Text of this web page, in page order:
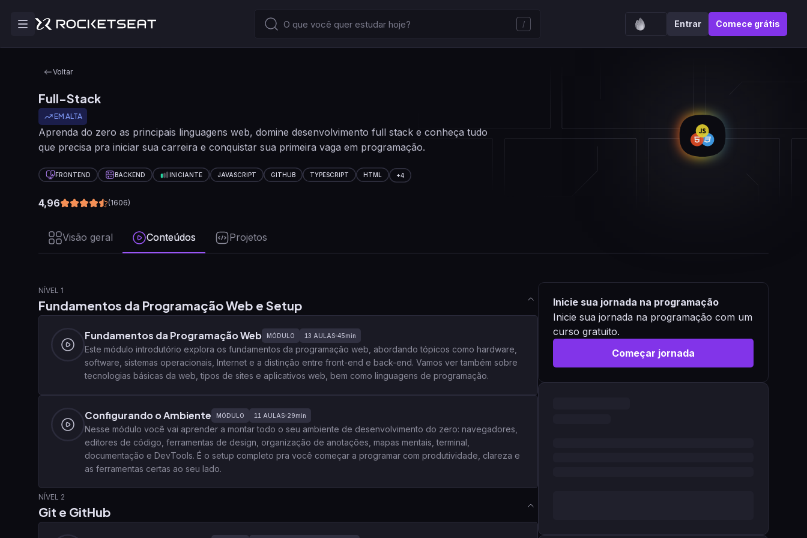
/ Entrar Comece grátis
Voltar
Full-Stack
EM ALTA
Aprenda do zero as principais linguagens web, domine desenvolvimento full stack e conheça tudo
que precisa pra iniciar sua carreira e conquistar sua primeira vaga em programação.
FRONTEND BACKEND INICIANTE JAVASCRIPT GITHUB TYPESCRIPT HTML +4
4,96 (1606)
Visão geral Conteúdos Projetos
NÍVEL 1
Fundamentos da Programação Web e Setup
Fundamentos da Programação Web MÓDULO 13 AULAS 45min
Este módulo introdutório explora os fundamentos da programação web, abordando tópicos como hardware,
software, sistemas operacionais, Internet e a distinção entre front-end e back-end. Vamos ver também sobre
tecnologias básicas da web, tipos de sites e aplicativos web, bem como linguagens de programação.
Configurando o Ambiente MÓDULO 11 AULAS 29min
Nesse módulo você vai aprender a montar todo o seu ambiente de desenvolvimento do zero: navegadores,
editores de código, ferramentas de design, organização de anotações, mapas mentais, terminal,
documentação e DevTools. É o setup completo pra você começar a programar com produtividade, clareza e
as ferramentas certas ao seu lado.
NÍVEL 2
Git e GitHub
Inicie sua jornada na programação
Inicie sua jornada na programação com um
curso gratuito.
Começar jornada